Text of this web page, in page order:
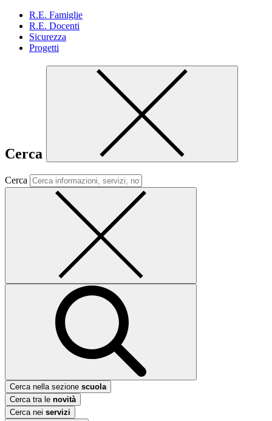
R.E. Famiglie
R.E. Docenti
Sicurezza
Progetti
Cerca
Cerca
Cerca nella sezione scuola
Cerca tra le novità
Cerca nei servizi